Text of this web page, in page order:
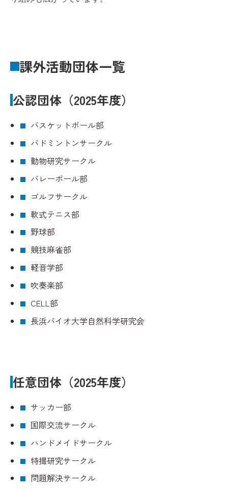
課外活動団体一覧
公認団体（2025年度）
バスケットボール部
バドミントンサークル
動物研究サークル
バレーボール部
ゴルフサークル
軟式テニス部
野球部
競技麻雀部
軽音学部
吹奏楽部
CELL部
長浜バイオ大学自然科学研究会
任意団体（2025年度）
サッカー部
国際交流サークル
ハンドメイドサークル
特撮研究サークル
問題解決サークル